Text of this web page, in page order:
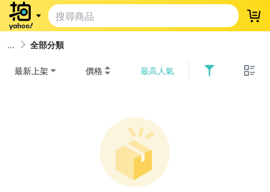
登
全部分類
最新上架 價格 最高人氣